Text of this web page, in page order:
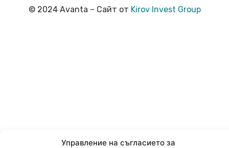
Управление на съгласието за
© 2024 Avanta – Сайт от Kirov Invest Group